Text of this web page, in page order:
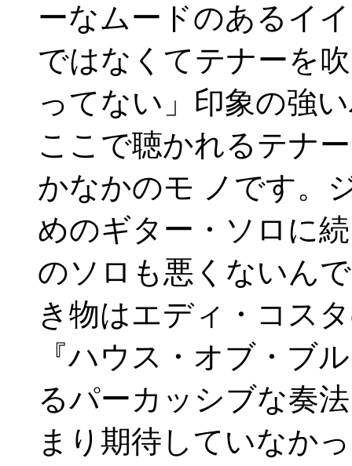
ーなムードのあるイ
ではなくてテナーを
ってない」印象の強
ここで聴かれるテナ
かなかのモ ノです。
めのギター・ソロに
のソロも悪くないん
き物はエディ・コス
『ハウス・オブ・ブ
るパーカッシブな奏
まり期待していなか